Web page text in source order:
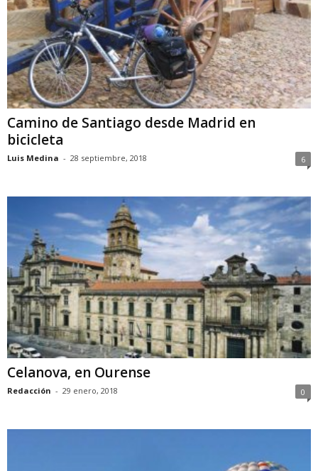
Camino de Santiago desde Madrid en
bicicleta
Luis Medina - 28 septiembre, 2018 6
Celanova, en Ourense
Redacción - 29 enero, 2018 0